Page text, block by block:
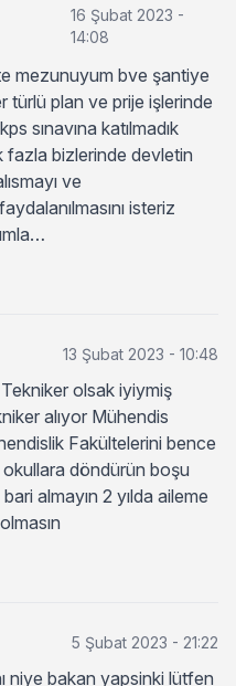
16 Şubat 2023 -
14:08
mezunuyum bve şantiye
türlü plan ve prije işlerinde
sınavına katılmadık
fazla bizlerinde devletin
ve
isteriz
13 Şubat 2023 - 10:48
olsak iyiymiş
alıyor Mühendis
Fakültelerini bence
okullara döndürün boşu
almayın 2 yılda aileme
5 Şubat 2023 - 21:22
niye bakan yapsinki lütfen